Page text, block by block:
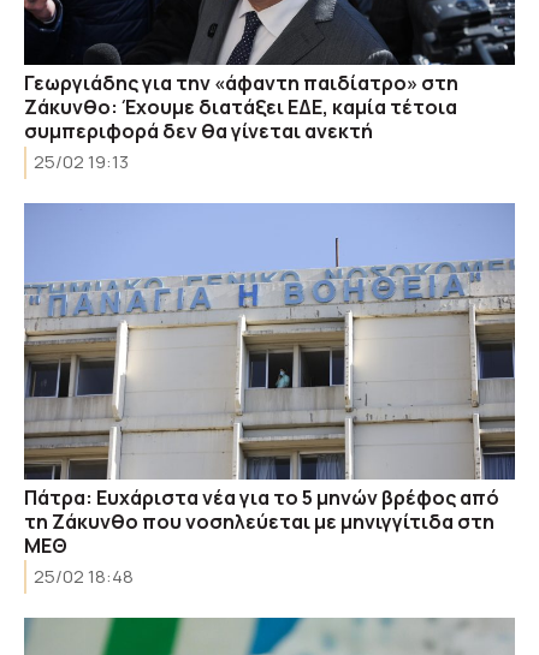
Γεωργιάδης για την «άφαντη παιδίατρο» στη
Ζάκυνθο: Έχουμε διατάξει ΕΔΕ, καμία τέτοια
συμπεριφορά δεν θα γίνεται ανεκτή
25/02 19:13
Πάτρα: Ευχάριστα νέα για το 5 μηνών βρέφος από
τη Ζάκυνθο που νοσηλεύεται με μηνιγγίτιδα στη
ΜΕΘ
25/02 18:48